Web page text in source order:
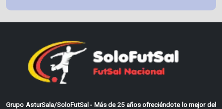
Grupo AsturSala/SoloFutSal - Más de 25 años ofreciéndote lo mejor del